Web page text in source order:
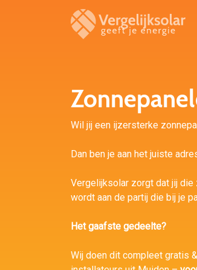
Wil jij een ijzersterke
Dan ben je aan het juiste
Vergelijksolar zorgt dat jij die
wordt aan de partij die bij je
Het gaafste gedeelte?
Wij doen dit compleet gratis